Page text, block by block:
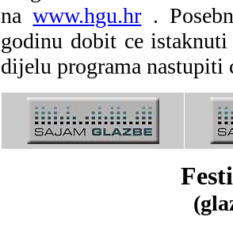
nawww.hgu.hr .
godinu dobit ce
dijelu programa nastupiti